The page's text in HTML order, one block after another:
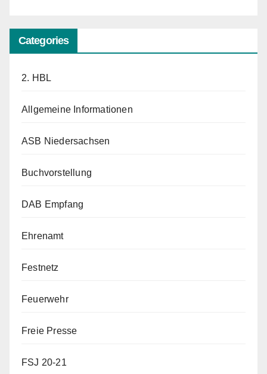
Categories
2. HBL
Allgemeine Informationen
ASB Niedersachsen
Buchvorstellung
DAB Empfang
Ehrenamt
Festnetz
Feuerwehr
Freie Presse
FSJ 20-21